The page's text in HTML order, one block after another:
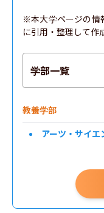
※本大学ページの情
に引用・整理して作
学部一覧
教養学部
アーツ・サイエ